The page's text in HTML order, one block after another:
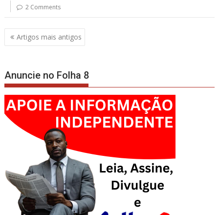
2 Comments
Navegação
de
Artigos mais antigos
Anuncie no Folha 8